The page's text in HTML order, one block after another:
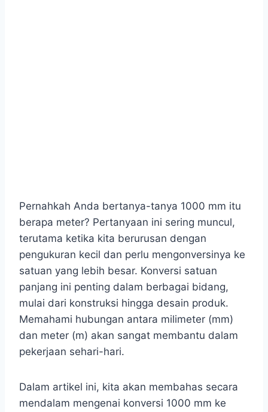
Pernahkah Anda bertanya-tanya 1000 mm itu
berapa meter? Pertanyaan ini sering muncul,
terutama ketika kita berurusan dengan
pengukuran kecil dan perlu mengonversinya ke
satuan yang lebih besar. Konversi satuan
panjang ini penting dalam berbagai bidang,
mulai dari konstruksi hingga desain produk.
Memahami hubungan antara milimeter (mm)
dan meter (m) akan sangat membantu dalam
pekerjaan sehari-hari.
Dalam artikel ini, kita akan membahas secara
mendalam mengenai konversi 1000 mm ke